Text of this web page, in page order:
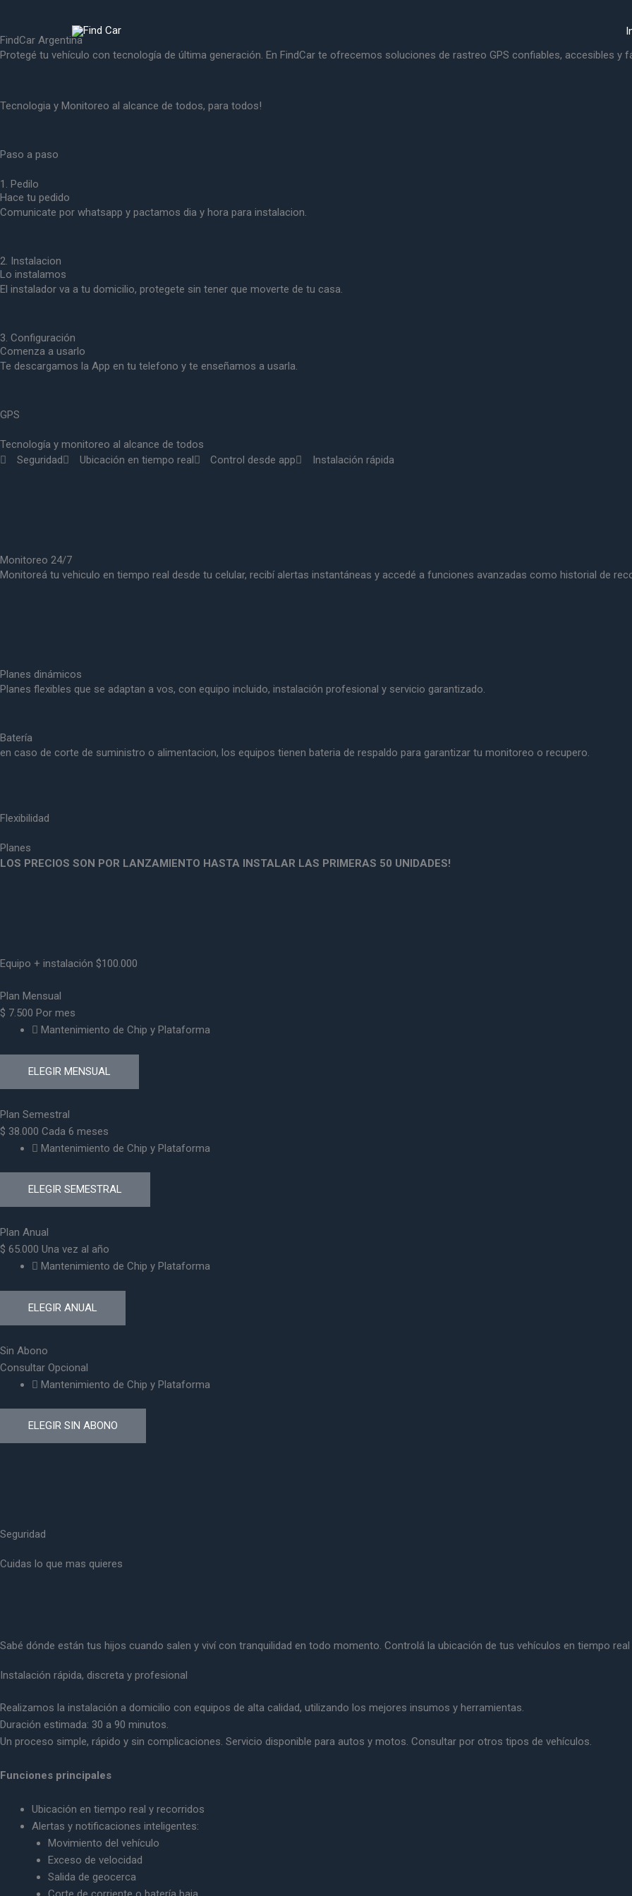
contenido
FindCar Argentina
Protegé tu vehículo con tecnología de última generación. En FindCar te ofrecemos soluciones de rastreo GPS confiables, accesibles
Tecnologia y Monitoreo al alcance de todos, para todos!
Paso a paso
1. Pedilo
Hace tu pedido
Comunicate por whatsapp y pactamos dia y hora para instalacion.
2. Instalacion
Lo instalamos
El instalador va a tu domicilio, protegete sin tener que moverte de tu casa.
3. Configuración
Comenza a usarlo
Te descargamos la App en tu telefono y te enseñamos a usarla.
GPS
Tecnología y monitoreo al alcance de todos
Seguridad
Ubicación en tiempo real Control desde app Instalación rápida
Monitoreo 24/7
Monitoreá tu vehiculo en tiempo real desde tu celular, recibí alertas instantáneas y accedé a funciones avanzadas como historial de
Planes dinámicos
Planes flexibles que se adaptan a vos, con equipo incluido, instalación profesional y servicio garantizado.
Batería
en caso de corte de suministro o alimentacion, los equipos tienen bateria de respaldo para garantizar tu monitoreo o recupero.
Flexibilidad
Planes
LOS PRECIOS SON POR LANZAMIENTO HASTA INSTALAR LAS PRIMERAS 50 UNIDADES!
Equipo + instalación $100.000
Plan Mensual
$ 7.500 Por mes
Mantenimiento de Chip y Plataforma
ELEGIR MENSUAL
Plan Semestral
$ 38.000 Cada 6 meses
Mantenimiento de Chip y Plataforma
ELEGIR SEMESTRAL
Plan Anual
$ 65.000 Una vez al año
Mantenimiento de Chip y Plataforma
ELEGIR ANUAL
Sin Abono
Consultar Opcional
Mantenimiento de Chip y Plataforma
ELEGIR SIN ABONO
Seguridad
Cuidas lo que mas quieres
Sabé dónde están tus hijos cuando salen y viví con tranquilidad en todo momento. Controlá la ubicación de tus vehículos en tiempo
Instalación rápida, discreta y profesional
Realizamos la instalación a domicilio con equipos de alta calidad, utilizando los mejores insumos y herramientas.
Duración estimada: 30 a 90 minutos.
Un proceso simple, rápido y sin complicaciones. Servicio disponible para autos y motos. Consultar por otros tipos de vehículos.
Funciones principales
Ubicación en tiempo real y recorridos
Alertas y notificaciones inteligentes:
Movimiento del vehículo
Exceso de velocidad
Salida de geocerca